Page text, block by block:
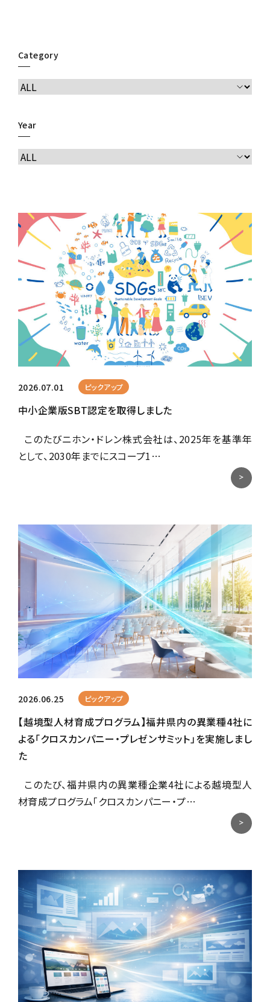
Category
Year
2026.07.01 ピックアップ
中小企業版SBT認定を取得しました
このたびニホン・ドレン株式会社は、2025年を基準年
として、2030年までにスコープ1…
2026.06.25 ピックアップ
【越境型人材育成プログラム】福井県内の異業種4社に
よる「クロスカンパニー・プレゼンサミット」を実施しまし
た
このたび、福井県内の異業種企業4社による越境型人
材育成プログラム「クロスカンパニー・プ…